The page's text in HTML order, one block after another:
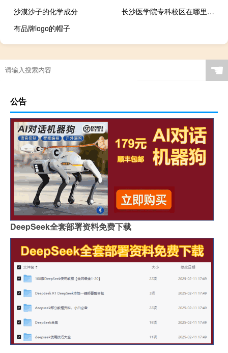
沙漠沙子的化学成分
长沙医学院专科校区在哪里（长沙医学院专科）
有品牌logo的帽子
☚
公告
DeepSeek全套部署资料免费下载